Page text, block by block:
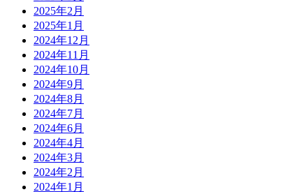
2025年2月
2025年1月
2024年12月
2024年11月
2024年10月
2024年9月
2024年8月
2024年7月
2024年6月
2024年4月
2024年3月
2024年2月
2024年1月